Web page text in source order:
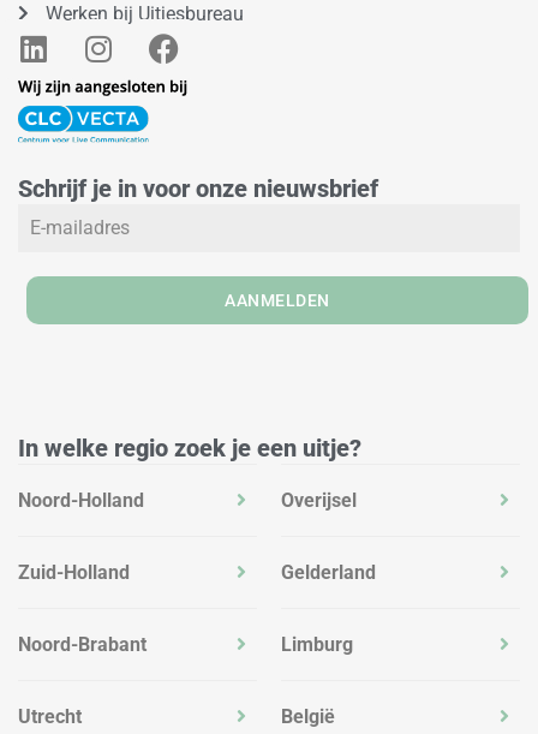
Werken bij Uitjesbureau
L
i
n
k
d
i
I
n
s
t
g
r
m
F
a
o
Schrijf je in voor onze nieuwsbrief
AANMELDEN
In welke regio zoek je een uitje?
Noord-Holland
Zuid-Holland
Noord-Brabant
Utrecht
Overijsel
Gelderland
Limburg
België